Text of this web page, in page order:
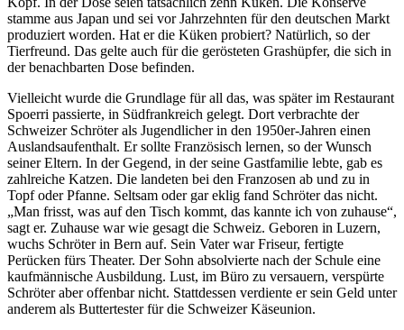
stamme aus Japan und sei vor Jahrzehnten für den deutschen Markt
produziert worden. Hat er die Küken probiert? Natürlich, so der
Tierfreund. Das gelte auch für die gerösteten Grashüpfer, die sich in
der benachbarten Dose befinden.
Vielleicht wurde die Grundlage für all das, was später im Restaurant
Spoerri passierte, in Südfrankreich gelegt. Dort verbrachte der
Schweizer Schröter als Jugendlicher in den 1950er-Jahren einen
Auslandsaufenthalt. Er sollte Französisch lernen, so der Wunsch
seiner Eltern. In der Gegend, in der seine Gastfamilie lebte, gab es
zahlreiche Katzen. Die landeten bei den Franzosen ab und zu in
Topf oder Pfanne. Seltsam oder gar eklig fand Schröter das nicht.
„Man frisst, was auf den Tisch kommt, das kannte ich von zuhause“,
sagt er. Zuhause war wie gesagt die Schweiz. Geboren in Luzern,
wuchs Schröter in Bern auf. Sein Vater war Friseur, fertigte
Perücken fürs Theater. Der Sohn absolvierte nach der Schule eine
kaufmännische Ausbildung. Lust, im Büro zu versauern, verspürte
Schröter aber offenbar nicht. Stattdessen verdiente er sein Geld unter
anderem als Buttertester für die Schweizer Käseunion.